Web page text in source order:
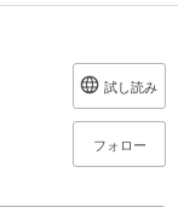
試し読み
フォロー